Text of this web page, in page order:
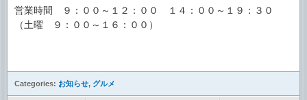
営業時間 ９：００～１２：００ １４：００～１９：３０
（土曜 ９：００～１６：００）
Categories: お知らせ, グルメ